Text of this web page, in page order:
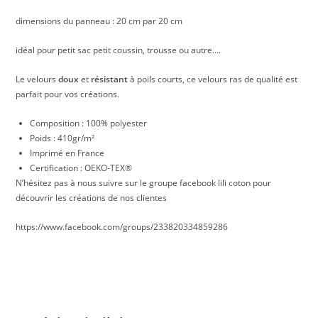
dimensions du panneau : 20 cm par 20 cm
idéal pour petit sac petit coussin, trousse ou autre….
Le veloursdouxet résistantà poils courts, ce velours ras de qualité est
parfait pour vos créations.
Composition : 100% polyester
Poids : 410gr/m²
Imprimé en France
Certification : OEKO-TEX®
N’hésitez pas à nous suivre sur le groupe facebook lili coton pour
découvrir les créations de nos clientes
https://www.facebook.com/groups/233820334859286